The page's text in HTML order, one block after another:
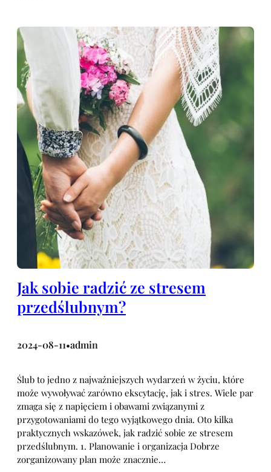
Jak sobie radzić ze stresem
przedślubnym?
2024-08-11•admin
Ślub to jedno z najważniejszych wydarzeń w życiu, które
może wywoływać zarówno ekscytację, jak i stres. Wiele par
zmaga się z napięciem i obawami związanymi z
przygotowaniami do tego wyjątkowego dnia. Oto kilka
praktycznych wskazówek, jak radzić sobie ze stresem
przedślubnym. 1. Planowanie i organizacja Dobrze
zorganizowany plan może znacznie…